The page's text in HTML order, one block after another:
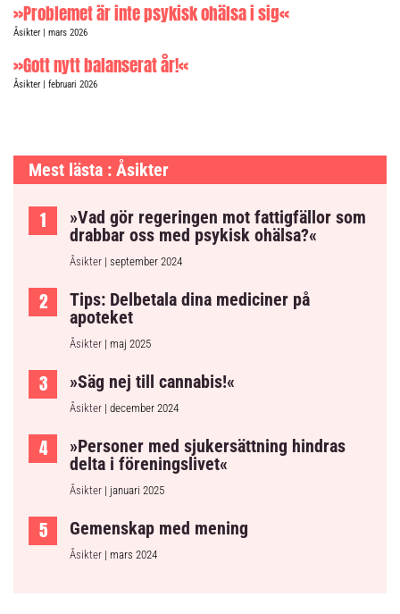
»Problemet är inte psykisk ohälsa i sig«
Åsikter | mars 2026
»Gott nytt balanserat år!«
Åsikter | februari 2026
Mest lästa : Åsikter
»Vad gör regeringen mot fattigfällor som
drabbar oss med psykisk ohälsa?«
Åsikter | september 2024
Tips: Delbetala dina mediciner på
apoteket
Åsikter | maj 2025
»Säg nej till cannabis!«
Åsikter | december 2024
»Personer med sjukersättning hindras
delta i föreningslivet«
Åsikter | januari 2025
Gemenskap med mening
Åsikter | mars 2024